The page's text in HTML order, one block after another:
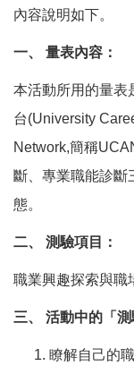
內容說明如下。
一、 量表內容：
本活動所用的量表
台(University
Network,簡稱
斷、專業職能診斷
態。
二、 測驗項目：
職業興趣探索與職
三、 活動中的「
瞭解自己的